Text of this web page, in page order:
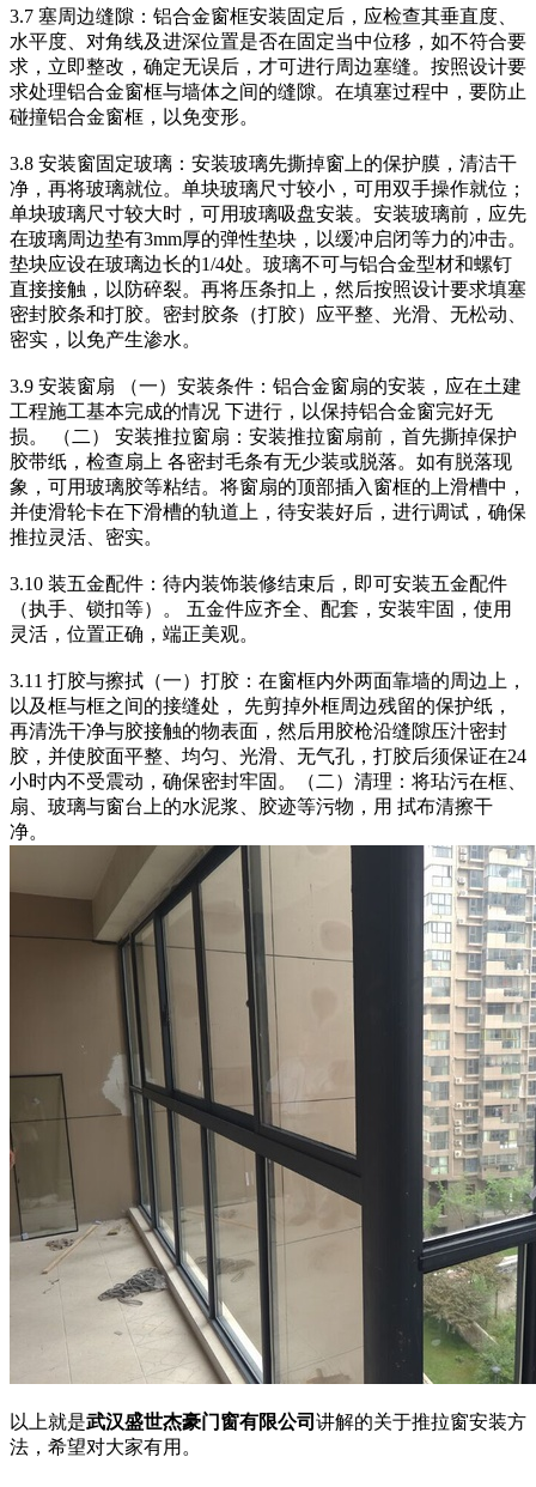
3.7 塞周边缝隙：铝合金窗框安装固定后，应检查其垂直度、
水平度、对角线及进深位置是否在固定当中位移，如不符合要
求，立即整改，确定无误后，才可进行周边塞缝。按照设计要
求处理铝合金窗框与墙体之间的缝隙。在填塞过程中，要防止
碰撞铝合金窗框，以免变形。
3.8 安装窗固定玻璃：安装玻璃先撕掉窗上的保护膜，清洁干
净，再将玻璃就位。单块玻璃尺寸较小，可用双手操作就位；
单块玻璃尺寸较大时，可用玻璃吸盘安装。安装玻璃前，应先
在玻璃周边垫有3mm厚的弹性垫块，以缓冲启闭等力的冲击。
垫块应设在玻璃边长的1/4处。玻璃不可与铝合金型材和螺钉
直接接触，以防碎裂。再将压条扣上，然后按照设计要求填塞
密封胶条和打胶。密封胶条（打胶）应平整、光滑、无松动、
密实，以免产生渗水。
3.9 安装窗扇 （一）安装条件：铝合金窗扇的安装，应在土建
工程施工基本完成的情况 下进行，以保持铝合金窗完好无
损。 （二） 安装推拉窗扇：安装推拉窗扇前，首先撕掉保护
胶带纸，检查扇上 各密封毛条有无少装或脱落。如有脱落现
象，可用玻璃胶等粘结。将窗扇的顶部插入窗框的上滑槽中，
并使滑轮卡在下滑槽的轨道上，待安装好后，进行调试，确保
推拉灵活、密实。
3.10 装五金配件：待内装饰装修结束后，即可安装五金配件
（执手、锁扣等）。 五金件应齐全、配套，安装牢固，使用
灵活，位置正确，端正美观。
3.11 打胶与擦拭（一）打胶：在窗框内外两面靠墙的周边上，
以及框与框之间的接缝处， 先剪掉外框周边残留的保护纸，
再清洗干净与胶接触的物表面，然后用胶枪沿缝隙压汁密封
胶，并使胶面平整、均匀、光滑、无气孔，打胶后须保证在24
小时内不受震动，确保密封牢固。（二）清理：将玷污在框、
扇、玻璃与窗台上的水泥浆、胶迹等污物，用 拭布清擦干
净。
以上就是武汉盛世杰豪门窗有限公司 讲解的关于推拉窗安装方
法，希望对大家有用。